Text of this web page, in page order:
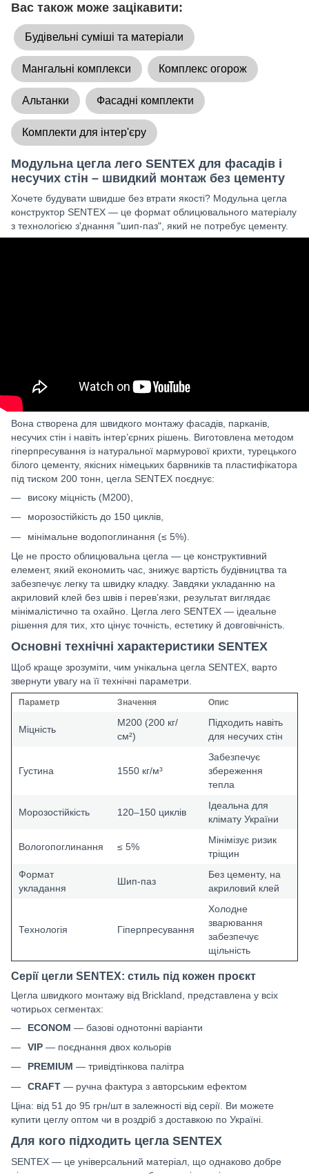
Вас також може зацікавити:
Будівельні суміші та матеріали
Мангальні комплекси Комплекс огорож
Альтанки Фасадні комплекти
Комплекти для інтер'єру
Модульна цегла лего SENTEX для фасадів і
несучих стін – швидкий монтаж без цементу
Хочете будувати швидше без втрати якості? Модульна цегла
конструктор SENTEX — це формат облицювального матеріалу
з технологією з'днання "шип-паз", який не потребує цементу.
Вона створена для швидкого монтажу фасадів, парканів,
несучих стін і навіть інтер’єрних рішень. Виготовлена методом
гіперпресування із натуральної мармурової крихти, турецького
білого цементу, якісних німецьких барвників та пластифікатора
під тиском 200 тонн, цегла SENTEX поєднує:
високу міцність (М200),
морозостійкість до 150 циклів,
мінімальне водопоглинання (≤ 5%).
Це не просто облицювальна цегла — це конструктивний
елемент, який економить час, знижує вартість будівництва та
забезпечує легку та швидку кладку. Завдяки укладанню на
акриловий клей без швів і перев’язки, результат виглядає
мінімалістично та охайно. Цегла лего SENTEX — ідеальне
рішення для тих, хто цінує точність, естетику й довговічність.
Основні технічні характеристики SENTEX
Щоб краще зрозуміти, чим унікальна цегла SENTEX, варто
звернути увагу на її технічні параметри.
Параметр Значення Опис
Міцність
М200 (200 кг/
см²)
Підходить навіть
для несучих стін
Густина 1550 кг/м³
Забезпечує
збереження
тепла
Морозостійкість 120–150 циклів
Ідеальна для
клімату України
Вологопоглинання ≤ 5%
Мінімізує ризик
тріщин
Формат
укладання
Шип-паз
Без цементу, на
акриловий клей
Технологія Гіперпресування
Холодне
зварювання
забезпечує
щільність
Серії цегли SENTEX: стиль під кожен проєкт
Цегла швидкого монтажу від Brickland, представлена у всіх
чотирьох сегментах:
ECONOM — базові однотонні варіанти
VIP — поєднання двох кольорів
PREMIUM — тривідтінкова палітра
CRAFT — ручна фактура з авторським ефектом
Ціна: від 51 до 95 грн/шт в залежності від серії. Ви можете
купити цеглу оптом чи в роздріб з доставкою по Україні.
Для кого підходить цегла SENTEX
SENTEX — це універсальний матеріал, що однаково добре